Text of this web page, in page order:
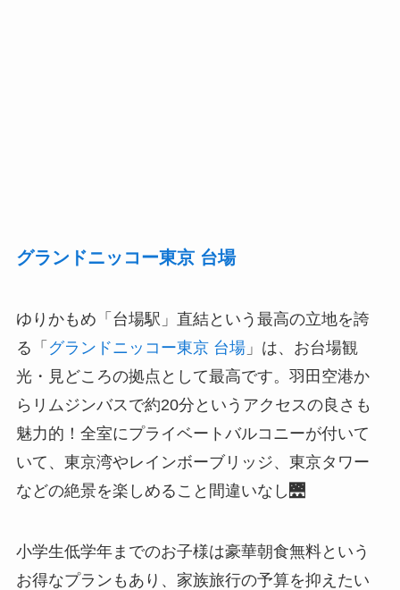
グランドニッコー東京 台場
ゆりかもめ「台場駅」直結という最高の立地を誇
る「 グランドニッコー東京 台場」は、お台場観
光・見どころの拠点として最高です。羽田空港か
らリムジンバスで約20分というアクセスの良さも
魅力的！全室にプライベートバルコニーが付いて
いて、東京湾やレインボーブリッジ、東京タワー
などの絶景を楽しめること間違いなし🌉
小学生低学年までのお子様は豪華朝食無料という
お得なプランもあり、家族旅行の予算を抑えたい